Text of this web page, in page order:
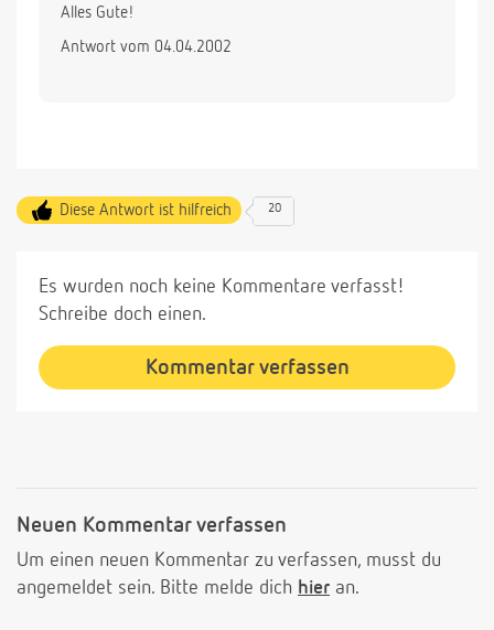
Alles Gute!
Antwort vom 04.04.2002
Diese Antwort ist hilfreich 20
Es wurden noch keine Kommentare verfasst!
Schreibe doch einen.
Kommentar verfassen
Neuen Kommentar verfassen
Um einen neuen Kommentar zu verfassen, musst du
angemeldet sein. Bitte melde dich hier an.